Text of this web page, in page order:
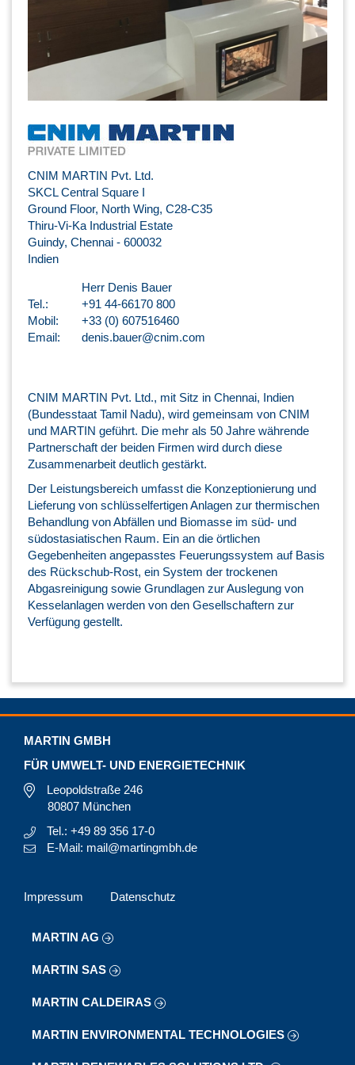
CNIM MARTIN Pvt. Ltd.
SKCL Central Square I
Ground Floor, North Wing, C28-C35
Thiru-Vi-Ka Industrial Estate
Guindy, Chennai - 600032
Indien
Tel.:
Mobil:
Email:
Herr Denis Bauer
+91 44-66170 800
+33 (0) 607516460
denis.bauer@cnim.com
CNIM MARTIN Pvt. Ltd., mit Sitz in Chennai, Indien
(Bundesstaat Tamil Nadu), wird gemeinsam von CNIM
und MARTIN geführt. Die mehr als 50 Jahre währende
Partnerschaft der beiden Firmen wird durch diese
Zusammenarbeit deutlich gestärkt.
Der Leistungsbereich umfasst die Konzeptionierung und
Lieferung von schlüsselfertigen Anlagen zur thermischen
Behandlung von Abfällen und Biomasse im süd- und
südostasiatischen Raum. Ein an die örtlichen
Gegebenheiten angepasstes Feuerungssystem auf Basis
des Rückschub-Rost, ein System der trockenen
Abgasreinigung sowie Grundlagen zur Auslegung von
Kesselanlagen werden von den Gesellschaftern zur
Verfügung gestellt.
MARTIN GMBH
FÜR UMWELT- UND ENERGIETECHNIK
Leopoldstraße 246
80807 München
Tel.: +49 89 356 17-0
E-Mail: mail@martingmbh.de
Impressum Datenschutz
MARTIN AG
MARTIN SAS
MARTIN CALDEIRAS
MARTIN ENVIRONMENTAL TECHNOLOGIES